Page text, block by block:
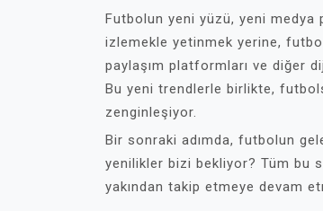
Futbolun yeni yüzü, yeni medya
izlemekle yetinmek yerine,
paylaşım platformları ve diğer
Bu yeni trendlerle birlikte,
zenginleşiyor.
Bir sonraki adımda, futbolun
yenilikler bizi bekliyor? Tüm bu
yakından takip etmeye devam